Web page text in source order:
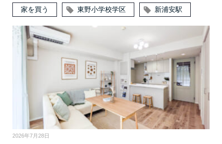
家を買う 東野小学校学区 新浦安駅
2026年7月28日